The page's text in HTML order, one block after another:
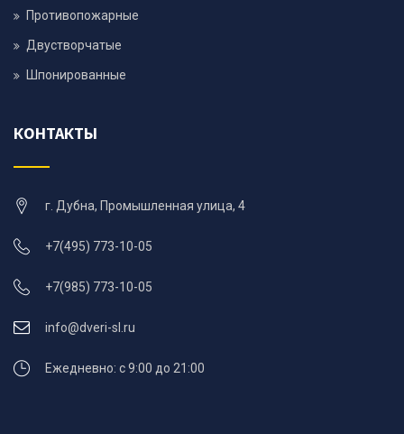
Противопожарные
Двустворчатые
Шпонированные
КОНТАКТЫ
г. Дубна, Промышленная улица, 4
+7(495) 773-10-05
+7(985) 773-10-05
info@dveri-sl.ru
Ежедневно: с 9:00 до 21:00